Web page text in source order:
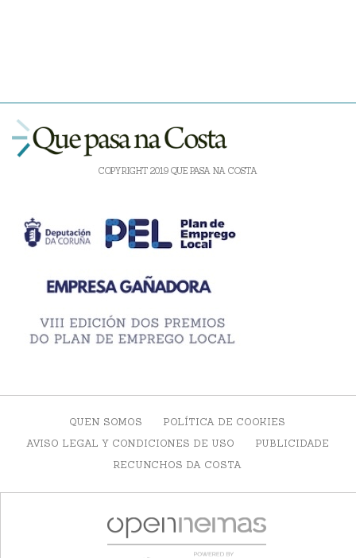
COPYRIGHT 2019 QUE PASA NA COSTA
QUEN SOMOS
POLÍTICA DE COOKIES
AVISO LEGAL Y CONDICIONES DE USO
PUBLICIDADE
RECUNCHOS DA COSTA